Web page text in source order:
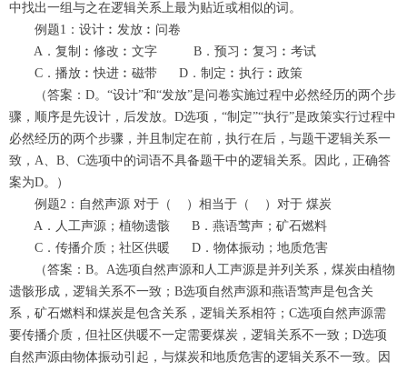
中找出一组与之在逻辑关系上最为贴近或相似的词。
例题1：设计︰发放︰问卷
A．复制︰修改︰文字 B．预习︰复习︰考试
C．播放︰快进︰磁带 D．制定︰执行︰政策
（答案：D。“设计”和“发放”是问卷实施过程中必然经历的两个步
骤，顺序是先设计，后发放。D选项，“制定”“执行”是政策实行过程中
必然经历的两个步骤，并且制定在前，执行在后，与题干逻辑关系一
致，A、B、C选项中的词语不具备题干中的逻辑关系。因此，正确答
案为D。）
例题2：自然声源 对于（ ）相当于（ ）对于 煤炭
A．人工声源；植物遗骸 B．燕语莺声；矿石燃料
C．传播介质；社区供暖 D．物体振动；地质危害
（答案：B。A选项自然声源和人工声源是并列关系，煤炭由植物
遗骸形成，逻辑关系不一致；B选项自然声源和燕语莺声是包含关
系，矿石燃料和煤炭是包含关系，逻辑关系相符；C选项自然声源需
要传播介质，但社区供暖不一定需要煤炭，逻辑关系不一致；D选项
自然声源由物体振动引起，与煤炭和地质危害的逻辑关系不一致。因